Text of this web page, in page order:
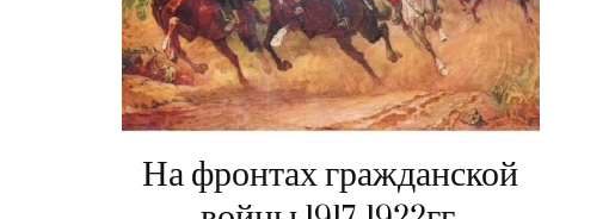
На фронтах гражданской